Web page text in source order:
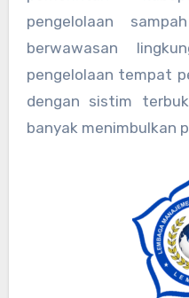
pengelolaan
berwawasan
pengelolaan tempat
dengan sistim
banyak menimbulkan